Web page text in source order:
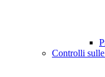
Controlli